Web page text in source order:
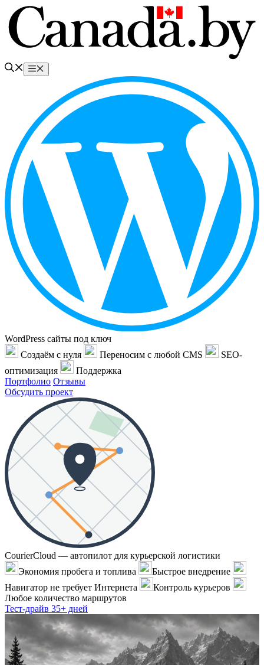
Перейти
содержимому
Меню
WordPress сайты под ключ
Создаём с нуля
Переносим с любой CMS
SEO-
оптимизация
Поддержка
Портфолио Отзывы
Обсудить проект
CourierCloud — автопилот для курьерской логистики
Экономия пробега и топлива
Быстрое внедрение
Навигатор не требует Интернета
Контроль курьеров
Любое количество маршрутов
Тест-драйв 35+ дней